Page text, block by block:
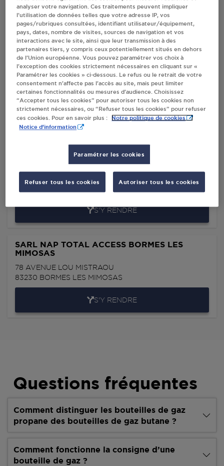
Villes
AUCHAN SUPERMARCHE BORMES LES MIMOS
BORMES LES MIMOSAS
AVENUE DES LIGURES
QUARTIER DU GINGET
83230BORMES LES MIMOSAS
S'Y RENDRE
DISTRIBUTEUR AUTOMATIQUE 24/24
INTERMARCHE BORMES LES MIMOSAS
S'Y RENDRE
SARL NAP TOTAL ACCESS BORMES LES
MIMOSAS
78 AVENUE LOU MISTRAOU
83230 BORMES LES MIMOSAS
S'Y RENDRE
Questions fréquentes
Comment distinguer les bouteilles de gaz
propane des bouteilles de gaz butane ?
Comment fonctionne la consigne d’une
bouteille de gaz ?
analyser votre navigation. Ces traitements peuvent impliquer
l’utilisation de données telles que votre adresse IP, vos
pages/rubriques consultées, identifiant utilisateur/équipement,
pays, dates, nombre de visites, sources de navigation et vos
interactions avec le site, ainsi que leur transmission à des
partenaires tiers, y compris ceux potentiellement situés en dehors
de l’Union européenne. Vous pouvez paramétrer vos choix à
l’exception des cookies strictement nécessaires en cliquant sur «
Paramétrer les cookies » ci-dessous. Le refus ou le retrait de votre
consentement n’affecte pas l’accès au site, mais peut limiter
certaines fonctionnalités ou mesures d’audience. Choisissez
“Accepter tous les cookies” pour autoriser tous les cookies non
strictement nécessaires, ou “Refuser tous les cookies” pour refuser
ces cookies. Pour en savoir plus :
Notre politique de cookies
Notice d'information
Paramétrer les cookies
Refuser tous les cookies Autoriser tous les cookies